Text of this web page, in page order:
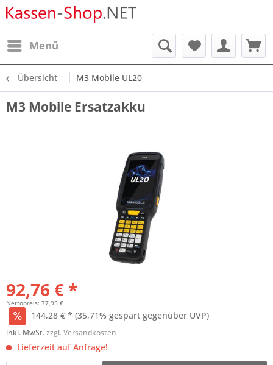
Menü
Übersicht M3 Mobile UL20
M3 Mobile Ersatzakku
92,76 € *
Nettopreis: 77,95 €
144,28 € * (35,71% gespart gegenüber UVP)
inkl. MwSt.zzgl. Versandkosten
Lieferzeit auf Anfrage!